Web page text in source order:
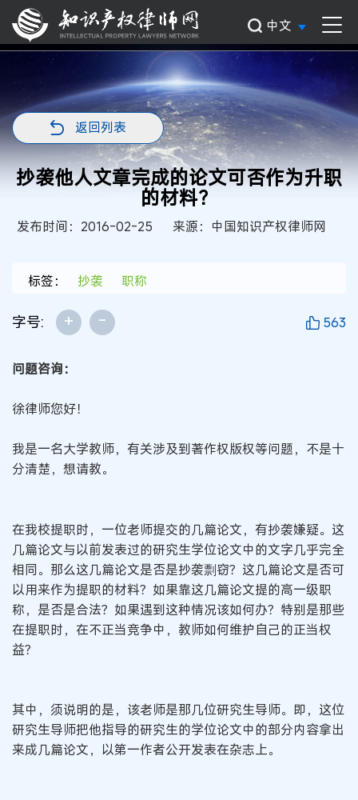
中文
返回列表
抄袭他人文章完成的论文可否作为升职
的材料？
发布时间：2016-02-25 来源：中国知识产权律师网
标签： 抄袭 职称
字号: + - 563
问题咨询：
徐律师您好！
我是一名大学教师，有关涉及到著作权版权等问题，不是十
分清楚，想请教。
在我校提职时，一位老师提交的几篇论文，有抄袭嫌疑。这
几篇论文与以前发表过的研究生学位论文中的文字几乎完全
相同。那么这几篇论文是否是抄袭剽窃？这几篇论文是否可
以用来作为提职的材料？如果靠这几篇论文提的高一级职
称，是否是合法？如果遇到这种情况该如何办？特别是那些
在提职时，在不正当竞争中，教师如何维护自己的正当权
益？
其中，须说明的是，该老师是那几位研究生导师。即，这位
研究生导师把他指导的研究生的学位论文中的部分内容拿出
来成几篇论文，以第一作者公开发表在杂志上。